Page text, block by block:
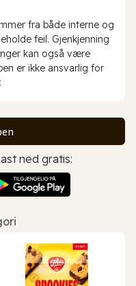
fra både interne og
feil. Gjenkjenning
kan også være
er ikke ansvarlig for
ned gratis: